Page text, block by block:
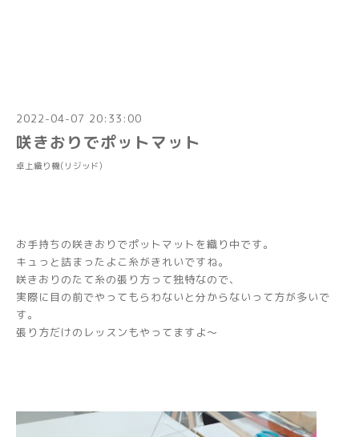
2022-04-07 20:33:00
咲きおりでポットマット
卓上織り機(リジッド)
お手持ちの咲きおりでポットマットを織り中です。
キュっと詰まったよこ糸がきれいですね。
咲きおりのたて糸の張り方って独特なので、
実際に目の前でやってもらわないと分からないって方が多いで
す。
張り方だけのレッスンもやってますよ～